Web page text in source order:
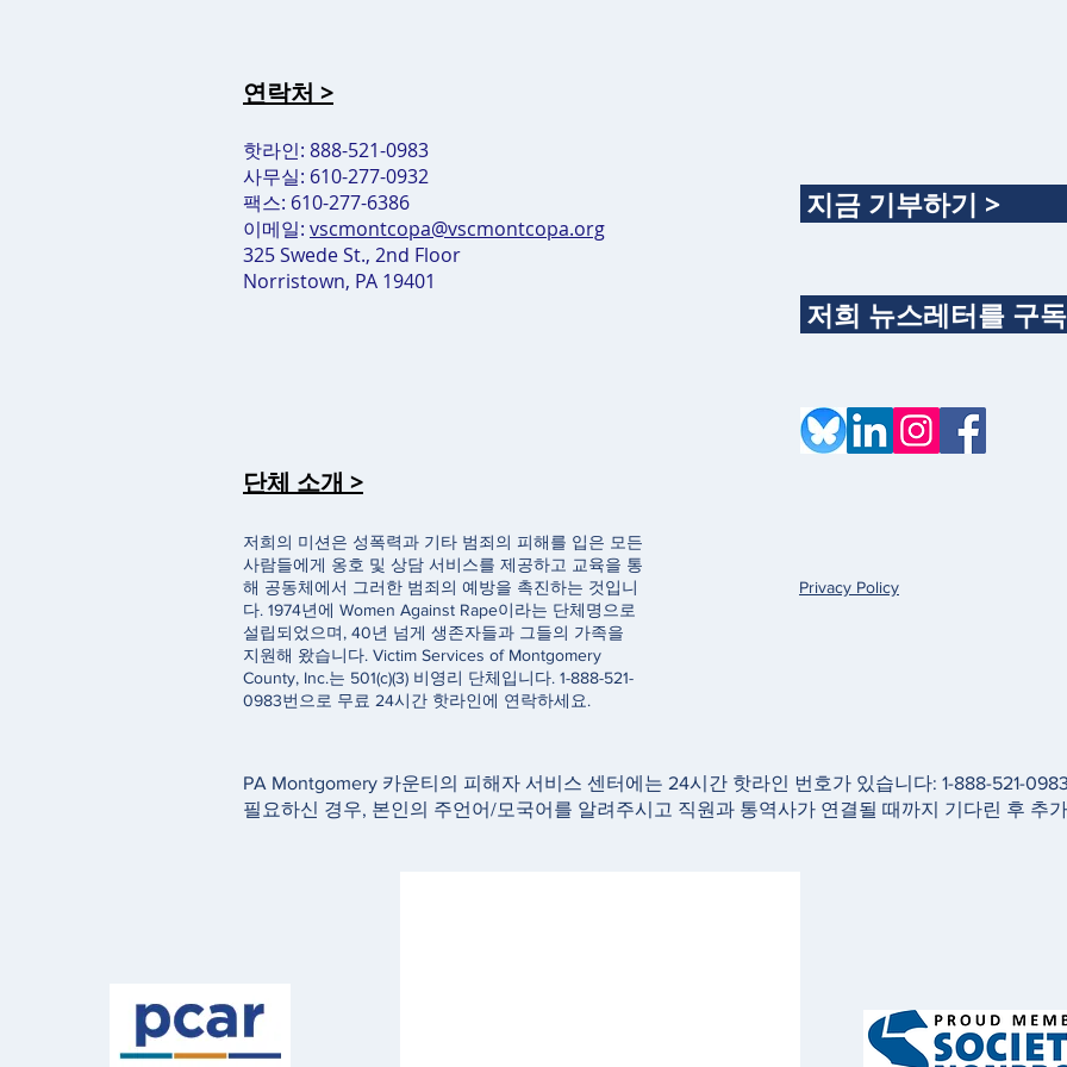
연락처 >
핫라인: 888-521-0983
사무실: 610-277-0932
팩스: 610-277-6386
이메일: vscmontcopa@vscmontcopa.org
325 Swede St., 2nd Floor
Norristown, PA 19401
지금 기부하기 >
저희 뉴스레터를 구
단체 소개 >
저희의 미션은 성폭력과 기타 범죄의 피해를 입은 모든
사람들에게 옹호 및 상담 서비스를 제공하고 교육을 통
해 공동체에서 그러한 범죄의 예방을 촉진하는 것입니
다. 1974년에 Women Against Rape이라는 단체명으로
설립되었으며, 40년 넘게 생존자들과 그들의 가족을
지원해 왔습니다. Victim Services of Montgomery
County, Inc.는 501(c)(3) 비영리 단체입니다. 1-888-521-
0983번으로 무료 24시간 핫라인에 연락하세요.
Privacy Policy
PA Montgomery 카운티의 피해자 서비스 센터에는 24시간 핫라인 번호가 있습니다: 1-888-521-
필요하신 경우, 본인의 주언어/모국어를 알려주시고 직원과 통역사가 연결될 때까지 기다린 후 추